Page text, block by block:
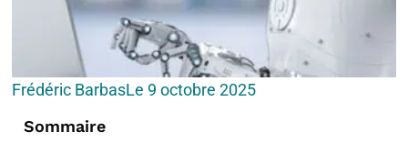
Frédéric BarbasLe 9 octobre 2025
Sommaire